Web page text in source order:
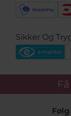
Sikker Og
Få